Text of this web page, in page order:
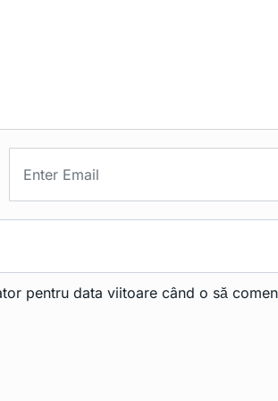
pentru data viitoare când o să